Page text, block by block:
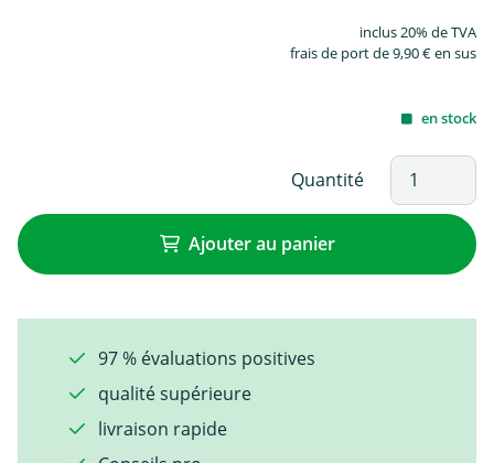
inclus 20% de TVA
frais de port de 9,90 € en sus
en stock
Quantité
Ajouter au panier
97 % évaluations positives
qualité supérieure
livraison rapide